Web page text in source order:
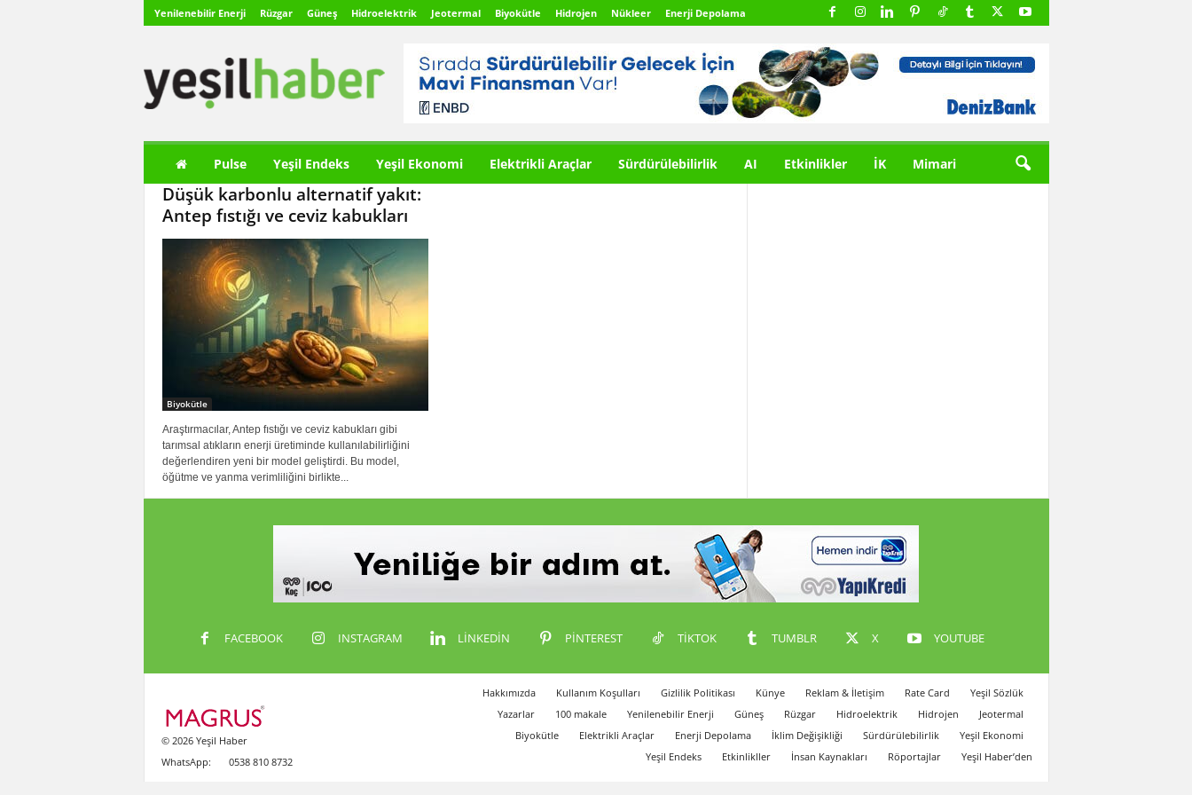
Yenilenebilir Enerji Rüzgar Güneş Hidroelektrik Jeotermal Biyokütle Hidrojen Nükleer Enerji Depolama
ş
Pulse Yeşil Endeks Yeşil Ekonomi Elektrikli Araçlar Sürdürülebilirlik AI Etkinlikler İK Mimari
Düşük karbonlu alternatif yakıt:
Antep fıstığı ve ceviz kabukları
Biyokütle
Araştırmacılar, Antep fıstığı ve ceviz kabukları gibi
tarımsal atıkların enerji üretiminde kullanılabilirliğini
değerlendiren yeni bir model geliştirdi. Bu model,
öğütme ve yanma verimliliğini birlikte...
FACEBOOK INSTAGRAM LINKEDIN PINTEREST TIKTOK TUMBLR X YOUTUBE
Hakkımızda Kullanım Koşulları Gizlilik Politikası Künye Reklam & İletişim Rate Card
Yeşil Sözlük
Yazarlar
100 makale Yenilenebilir Enerji Güneş Rüzgar Hidroelektrik Hidrojen
Jeotermal
Biyokütle
Elektrikli Araçlar Enerji Depolama İklim Değişikliği Sürdürülebilirlik
Yeşil Ekonomi
Yeşil Endeks
Etkinlikller İnsan Kaynakları Röportajlar Yeşil Haber’den
© 2026 Yeşil Haber
WhatsApp:
0538 810 8732